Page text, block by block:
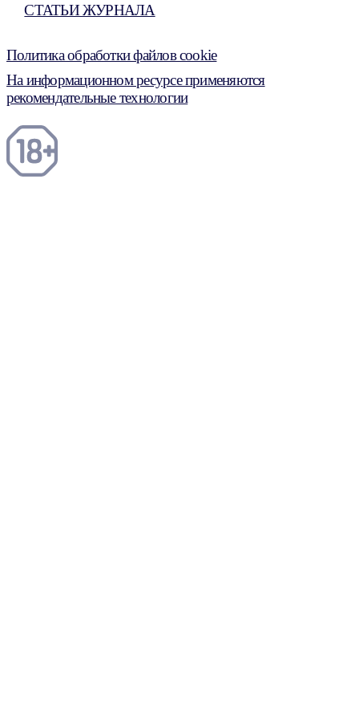
СТАТЬИ ЖУРНАЛА
Политика обработки файлов cookie
На информационном ресурсе применяются
рекомендательные технологии